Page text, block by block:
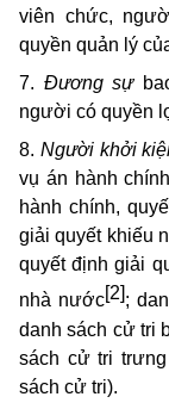
viên chức,
quyền quản lý
7. Đương sự
người có quyền
8. Người khởi
vụ án hành
hành chính,
giải quyết khiếu
quyết định giải
nhà nước[2];
danh sách cử tri
sách cử tri
sách cử tri).